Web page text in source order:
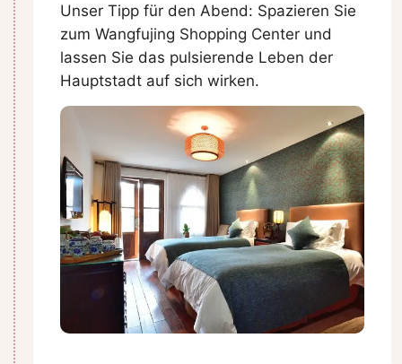
Unser Tipp für den Abend: Spazieren Sie
zum Wangfujing Shopping Center und
lassen Sie das pulsierende Leben der
Hauptstadt auf sich wirken.